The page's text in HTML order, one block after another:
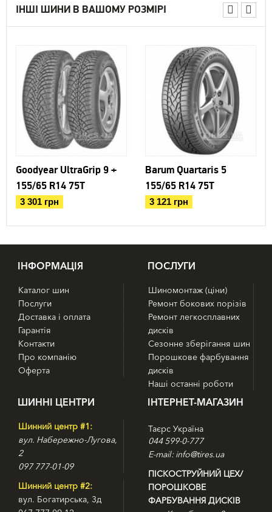
ІНШІ ШИНИ В ВАШОМУ РОЗМІРІ
Goodyear UltraGrip 9 +
155/65 R14 75T
3 301 грн
Barum Quartaris 5
155/65 R14 75T
3 121 грн
IНФОРМАЦІЯ
Каталог шин
Послуги
Доставка і оплата
Гарантія
Контакти
Про компанію
Оферта
ПОСЛУГИ
Шиномонтаж (ціни)
Ремонт бокових порізів
Ремонт легкосплавних
дисків
Сезонне зберігання шин
Порошкове фарбування
дисків
Наші останні роботи
ШИННІ ЦЕНТРИ
Шинний центр #1:
вул. Набережно-Лугова,
2
097 777-01-09
Шинний центр #2:
вул. Богатирська, 3д
ІНТЕРНЕТ-МАГАЗИН
Таєрс Україна
044 599-0-777
E-mail: info@tires.ua
ПІСКОСТРУЙНИЙ ЦЕХ/
ПОРОШКОВЕ
ФАРБУВАННЯ ДИСКІВ